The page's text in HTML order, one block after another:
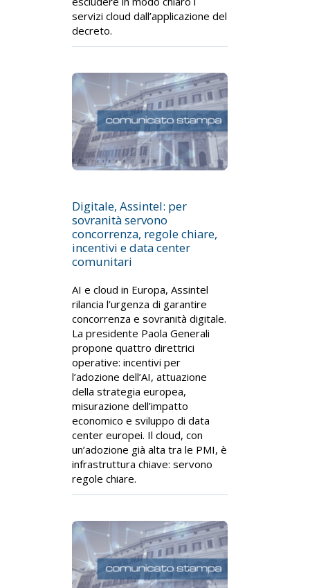
servizi cloud dall’applicazione del
decreto.
Digitale, Assintel: per
sovranità servono
concorrenza, regole chiare,
incentivi e data center
comunitari
AI e cloud in Europa, Assintel
rilancia l’urgenza di garantire
concorrenza e sovranità digitale.
La presidente Paola Generali
propone quattro direttrici
operative: incentivi per
l’adozione dell’AI, attuazione
della strategia europea,
misurazione dell’impatto
economico e sviluppo di data
center europei. Il cloud, con
un’adozione già alta tra le PMI, è
infrastruttura chiave: servono
regole chiare.